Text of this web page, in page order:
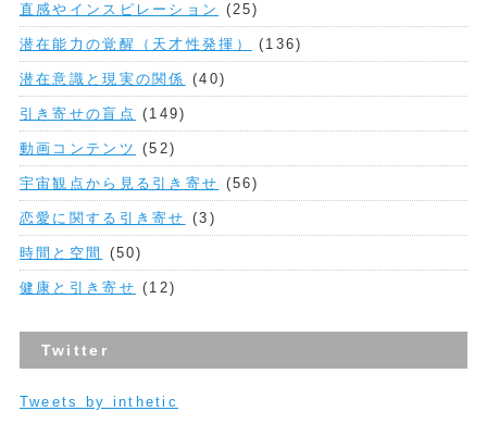
直感やインスピレーション (25)
潜在能力の覚醒（天才性発揮） (136)
潜在意識と現実の関係 (40)
引き寄せの盲点 (149)
動画コンテンツ (52)
宇宙観点から見る引き寄せ (56)
恋愛に関する引き寄せ (3)
時間と空間 (50)
健康と引き寄せ (12)
Twitter
Tweets by inthetic